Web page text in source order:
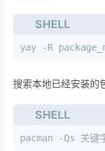
SHELL
yay -R
搜索本地已经安装的
SHELL
pacman -Qs 关键